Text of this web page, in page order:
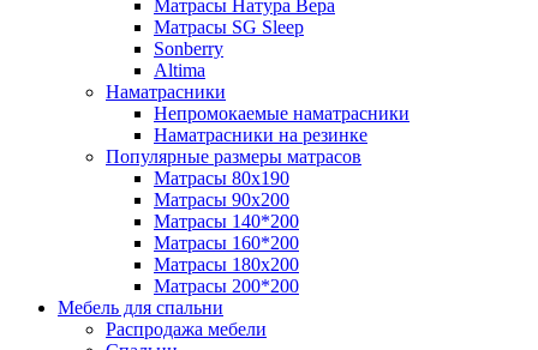
Матрасы Натура Вера
Матрасы SG Sleep
Sonberry
Altima
Наматрасники
Непромокаемые наматрасники
Наматрасники на резинке
Популярные размеры матрасов
Матрасы 80x190
Матрасы 90x200
Матрасы 140*200
Матрасы 160*200
Матрасы 180x200
Матрасы 200*200
Мебель для спальни
Распродажа мебели